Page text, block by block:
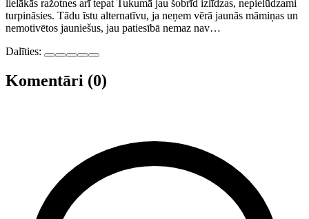
lielākās ražotnes arī tepat Tukumā jau šobrīd izlīdzas, nepielūdzami
turpināsies. Tādu īstu alternatīvu, ja neņem vērā jaunās māmiņas un
nemotivētos jauniešus, jau patiesībā nemaz nav…
Dalīties:
Komentāri (0)